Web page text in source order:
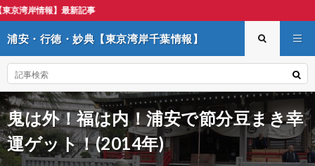
浦安・行徳・妙典【東京湾岸千葉情報】
鬼は外！福は内！浦安で節分豆まき幸
運ゲット！(2014年)